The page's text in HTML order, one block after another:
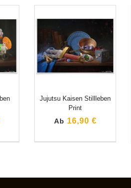
Jujutsu Kaisen Stillleben
Print
Ab 16,90 €